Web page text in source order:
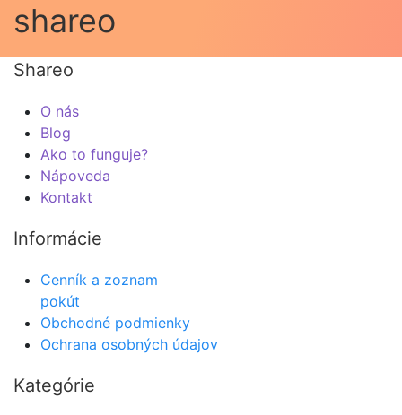
shareo
Shareo
O nás
Blog
Ako to funguje?
Nápoveda
Kontakt
Informácie
Cenník a zoznam
pokút
Obchodné podmienky
Ochrana osobných údajov
Kategórie